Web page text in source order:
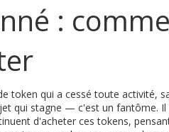
:
token qui a cessé toute activité,
qui stagne — c'est un fantôme. Il
d'acheter ces tokens,